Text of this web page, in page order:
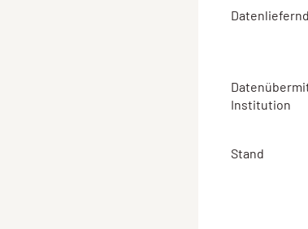
Institution
Stand